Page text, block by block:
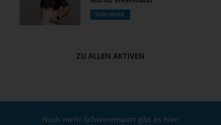
ZUM PROFIL
ZU ALLEN AKTIVEN
Noch mehr Schwimmsport gibt es hier: